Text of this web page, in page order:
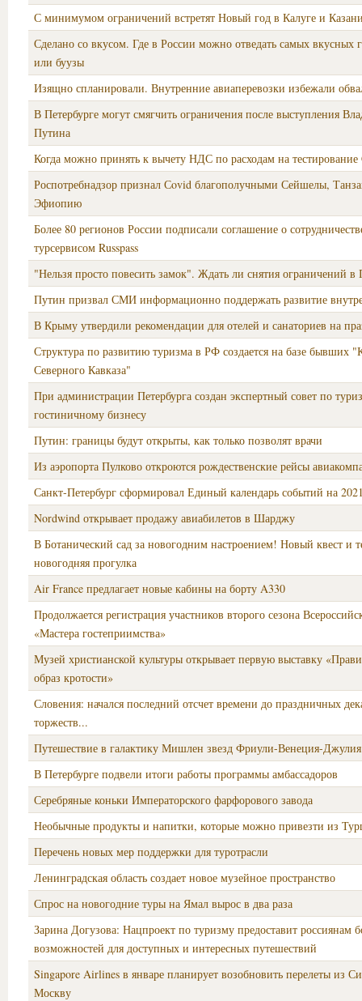
С минимумом ограничений встретят Новый год в Калуге и
Сделано со вкусом. Где в России можно отведать самых вкусных
или буузы
Изящно спланировали. Внутренние авиаперевозки избежали
В Петербурге могут смягчить ограничения после выступления
Путина
Когда можно принять к вычету НДС по расходам на
Роспотребнадзор признал Сovid благополучными Сейшелы,
Эфиопию
Более 80 регионов России подписали соглашение о
турсервисом Russpass
"Нельзя просто повесить замок". Ждать ли снятия ограничений в
Путин призвал СМИ информационно поддержать развитие
В Крыму утвердили рекомендации для отелей и санаториев на
Структура по развитию туризма в РФ создается на базе бывших
Северного Кавказа"
При администрации Петербурга создан экспертный совет по
гостиничному бизнесу
Путин: границы будут открыты, как только позволят врачи
Из аэропорта Пулково откроются рождественские рейсы
Санкт‑Петербург сформировал Единый календарь событий на
Nordwind открывает продажу авиабилетов в Шарджу
В Ботанический сад за новогодним настроением! Новый квест и
новогодняя прогулка
Air France предлагает новые кабины на борту A330
Продолжается регистрация участников второго сезона
«Мастера гостеприимства»
Музей христианской культуры открывает первую выставку
образ кротости»
Словения: начался последний отсчет времени до праздничных
торжеств...
Путешествие в галактику Мишлен звезд Фриули-Венеция-
В Петербурге подвели итоги работы программы амбассадоров
Серебряные коньки Императорского фарфорового завода
Необычные продукты и напитки, которые можно привезти из
Перечень новых мер поддержки для туротрасли
Ленинградская область создает новое музейное пространство
Спрос на новогодние туры на Ямал вырос в два раза
Зарина Догузова: Нацпроект по туризму предоставит россиянам
возможностей для доступных и интересных путешествий
Singapore Airlines в январе планирует возобновить перелеты из
Москву